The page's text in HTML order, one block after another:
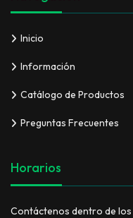
Inicio
Información
Catálogo de Productos
Preguntas Frecuentes
Horarios
Contáctenos dentro de